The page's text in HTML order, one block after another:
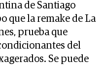
de Santiago
que la remake de La
prueba que
del
Se puede